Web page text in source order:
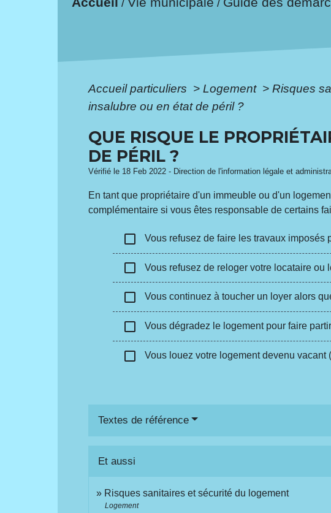
/ /
Accueil particuliers > Logement > Risques
insalubre ou en état de péril ?
QUE RISQUE LE
DE PÉRIL ?
Vérifié le 18 Feb 2022 - Direction de l'information légale et
En tant que propriétaire d'un immeuble ou d'un
complémentaire si vous êtes responsable de certains
check_box_outline_blank Vous refusez de faire les travaux imposés
check_box_outline_blank Vous refusez de reloger votre locataire
check_box_outline_blank Vous continuez à toucher un loyer alors
check_box_outline_blank Vous dégradez le logement pour faire
check_box_outline_blank Vous louez votre logement devenu vacant
Textes de référence
Et aussi
Risques sanitaires et sécurité du logement
Logement